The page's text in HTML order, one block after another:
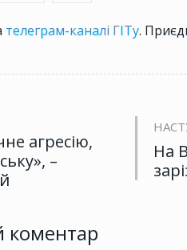
телеграм-каналі ГІТу.
агресію,
–
На
коментар